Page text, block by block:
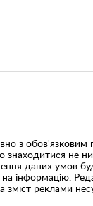
з обов'язковим
знаходитися не
даних умов
на інформацію.
зміст реклами